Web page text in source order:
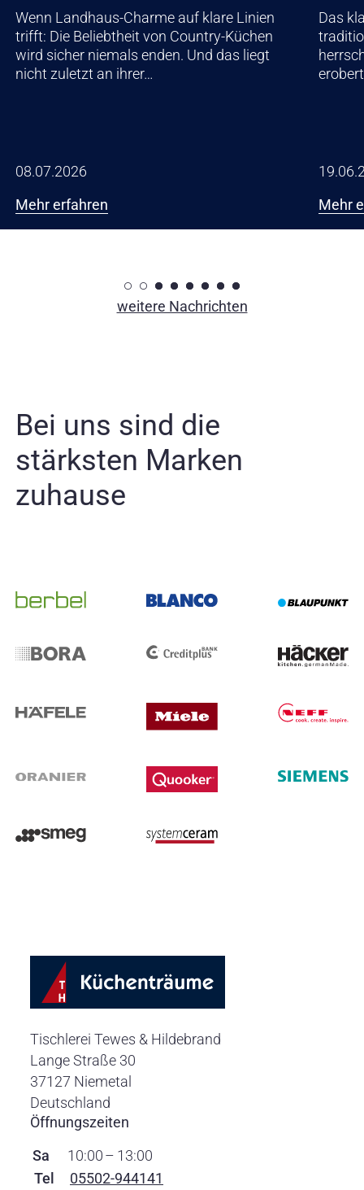
Wenn Landhaus-Charme auf klare Linien
trifft: Die Beliebtheit von Country-Küchen
wird sicher niemals enden. Und das liegt
nicht zuletzt an ihrer…
08.07.2026
Mehr erfahren
Das
Mehr
○ ○ ○ ○ ○ ○ ○ ○
weitere Nachrichten
Bei uns sind die
stärksten Marken
zuhause
Tischlerei Tewes & Hildebrand
Lange Straße 30
37127 Niemetal
Deutschland
Öffnungszeiten
Sa
10:00– 13:00
Tel
05502-944141